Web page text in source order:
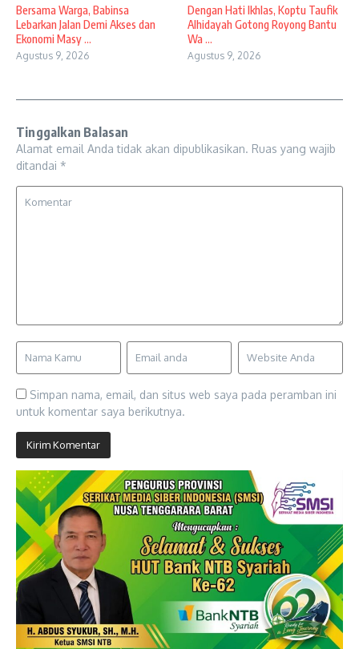
Bersama Warga, Babinsa
Lebarkan Jalan Demi Akses dan
Ekonomi Masy ...
Agustus 9, 2026
Dengan Hati Ikhlas, Koptu Taufik
Alhidayah Gotong Royong Bantu
Wa ...
Agustus 9, 2026
Tinggalkan Balasan
Alamat email Anda tidak akan dipublikasikan. Ruas yang wajib
ditandai *
Simpan nama, email, dan situs web saya pada peramban ini
untuk komentar saya berikutnya.